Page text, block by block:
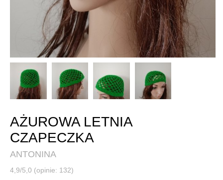
AŻUROWA LETNIA
CZAPECZKA
ANTONINA
4,9/5,0 (opinie: 132)